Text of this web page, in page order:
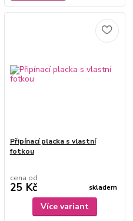
Připínací placka s vlastní
fotkou
cena od
25 Kč skladem
Více variant